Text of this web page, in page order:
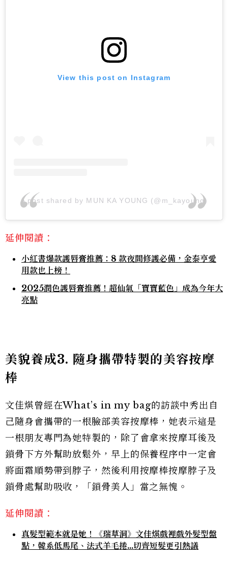
View this post on Instagram
A post shared by MUN KA YOUNG (@m_kayoung)
延伸閱讀：
小紅書爆款護唇膏推薦：8 款夜間修護必備，金泰亨愛
用款也上榜！
2025潤色護唇膏推薦！超仙氣「寶寶藍色」成為今年大
亮點
美貌養成3. 隨身攜帶特製的美容按摩
棒
文佳煐曾經在What’s in my bag的訪談中秀出自
己隨身會攜帶的一根臉部美容按摩棒，她表示這是
一根朋友專門為她特製的，除了會拿來按摩耳後及
鎖骨下方外幫助放鬆外，早上的保養程序中一定會
將面霜順勢帶到脖子，然後利用按摩棒按摩脖子及
鎖骨處幫助吸收，「鎖骨美人」當之無愧。
延伸閱讀：
真髮型範本就是她！《瑞草洞》文佳煐戲裡戲外髮型盤
點，韓系低馬尾、法式羊毛捲...切齊短髮更引熱議